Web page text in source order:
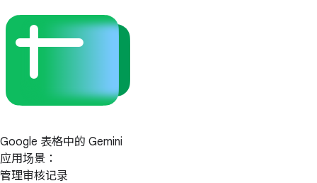
Google 表格中的 Gemini
应用场景：
管理审核记录